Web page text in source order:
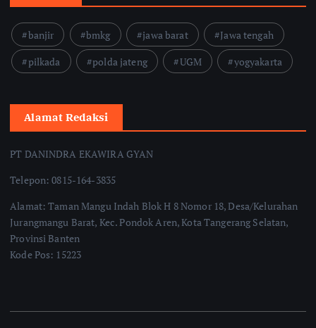
banjir bmkg jawa barat
Jawa tengah
pilkada
polda jateng UGM yogyakarta
Alamat Redaksi
PT DANINDRA EKAWIRA GYAN
Telepon: 0815-164-3835
Alamat: Taman Mangu Indah Blok H 8 Nomor 18, Desa/Kelurahan
Jurangmangu Barat, Kec. Pondok Aren, Kota Tangerang Selatan,
Provinsi Banten
Kode Pos: 15223